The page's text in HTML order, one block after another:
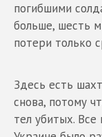
погибшими
больше, шесть
потери только
Здесь есть
снова, потому
тел убитых.